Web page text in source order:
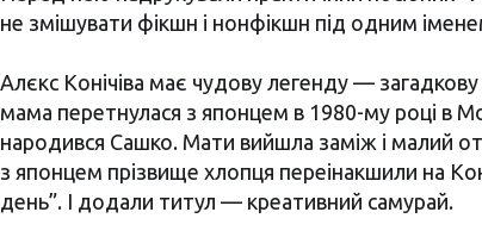
не змішувати фікшн і нонфікшн під одним
Алєкс Конічіва має чудову легенду —
мама перетнулася з японцем в 1980-му році в
народився Сашко. Мати вийшла заміж і малий
з японцем прізвище хлопця переінакшили на
день”. І додали титул — креативний самурай.